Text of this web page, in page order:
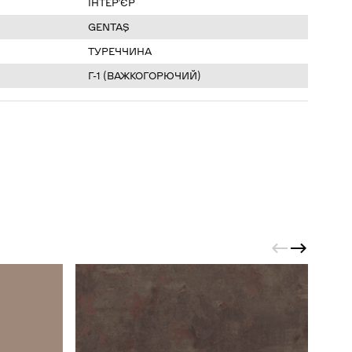
GENTAŞ
ТУРЕЧЧИНА
Г-1 (ВАЖКОГОРЮЧИЙ)